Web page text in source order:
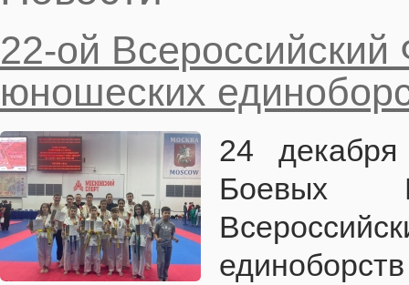
Вы здесь
22-ой Всероссийский
юношеских
24
Боевых